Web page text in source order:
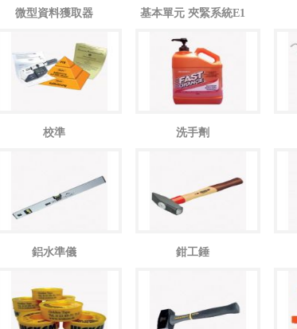
微型資料獲取器 基本單元 夾緊系統E1
校準 洗手劑
鋁水準儀 鉗工錘